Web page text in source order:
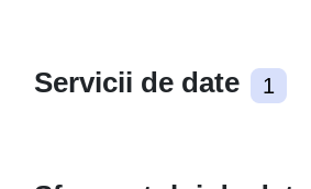
Servicii de date 1